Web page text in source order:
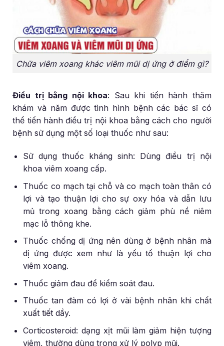
Chữa viêm xoang khác viêm mũi dị ứng ở điểm gì?
Điều trị bằng nội khoa: Sau khi tiến hành thăm
khám và năm được tình hình bệnh các bác sĩ có
thể tiến hành điều trị nội khoa bằng cách cho người
bệnh sử dụng một số loại thuốc như sau:
Sử dụng thuốc kháng sinh: Dùng điều trị nội
khoa viêm xoang cấp.
Thuốc co mạch tại chỗ và co mạch toàn thân có
lợi và tạo thuận lợi cho sự oxy hóa và dẫn lưu
mủ trong xoang bằng cách giảm phù nề niêm
mạc lỗ thông khe.
Thuốc chống dị ứng nên dùng ở bệnh nhân mà
dị ứng được xem như là yếu tố thuận lợi cho
viêm xoang.
Thuốc giảm đau để kiểm soát đau.
Thuốc tan đàm có lợi ở vài bệnh nhân khi chất
xuất tiết dầy.
Corticosteroid: dạng xịt mũi làm giảm hiện tượng
viêm, thường dùng trong xử lý polyp mũi.